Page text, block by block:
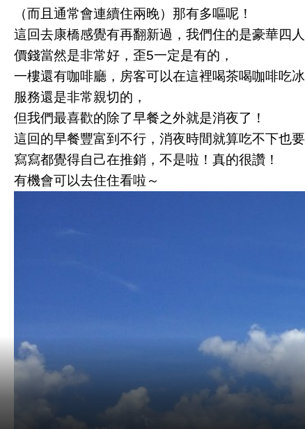
（而且通常會連續住兩晚）那有多嘔呢！
這回去康橋感覺有再翻新過，我們住的是豪華四人
價錢當然是非常好，歪5一定是有的，
一樓還有咖啡廳，房客可以在這裡喝茶喝咖啡吃
服務還是非常親切的，
但我們最喜歡的除了早餐之外就是消夜了！
這回的早餐豐富到不行，消夜時間就算吃不下也
寫寫都覺得自己在推銷，不是啦！真的很讚！
有機會可以去住住看啦～